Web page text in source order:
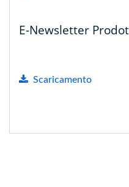
E-Newsletter
Scaricamento